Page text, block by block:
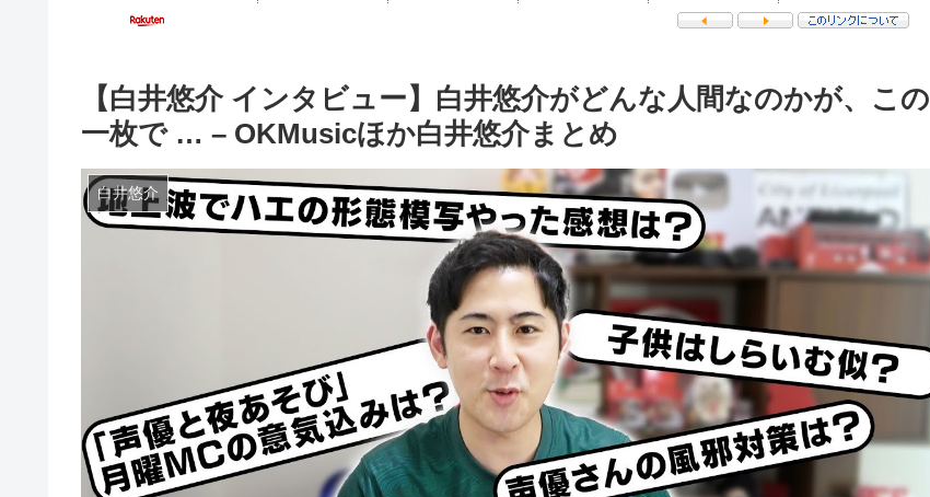
【白井悠介 インタビュー】白井悠介がどんな人間なのかが、この
一枚で … – OKMusicほか白井悠介まとめ
白井悠介